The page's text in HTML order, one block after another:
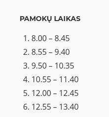
PAMOKŲ LAIKAS
8.00 – 8.45
8.55 – 9.40
9.50 – 10.35
10.55 – 11.40
12.00 – 12.45
12.55 – 13.40